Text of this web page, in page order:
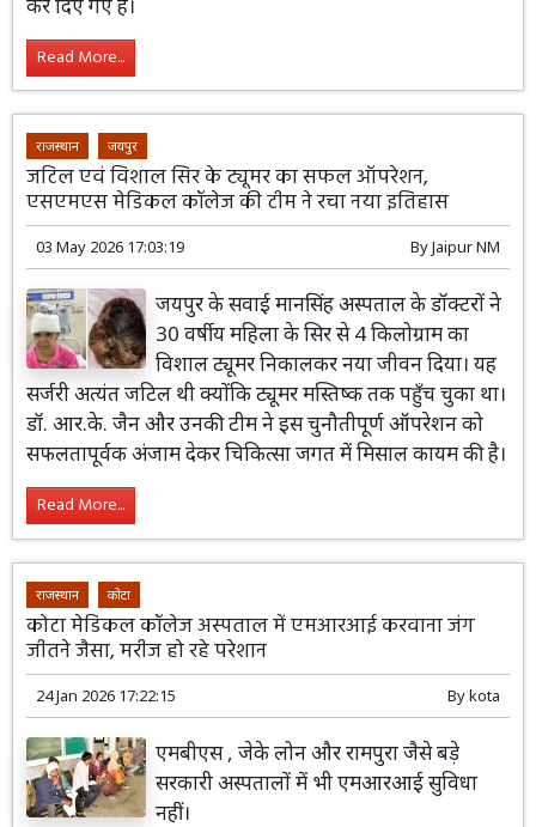
Read More...
राजस्थान जयपुर
जटिल एवं विशाल सिर के ट्यूमर का सफल ऑपरेशन,
एसएमएस मेडिकल कॉलेज की टीम ने रचा नया इतिहास
03 May 2026 17:03:19 ByJaipur NM
जयपुर के सवाई मानसिंह अस्पताल के डॉक्टरों ने
30 वर्षीय महिला के सिर से 4 किलोग्राम का
विशाल ट्यूमर निकालकर नया जीवन दिया। यह
सर्जरी अत्यंत जटिल थी क्योंकि ट्यूमर मस्तिष्क तक पहुँच चुका था।
डॉ. आर.के. जैन और उनकी टीम ने इस चुनौतीपूर्ण ऑपरेशन को
सफलतापूर्वक अंजाम देकर चिकित्सा जगत में मिसाल कायम की है।
Read More...
राजस्थान कोटा
कोटा मेडिकल कॉलेज अस्पताल में एमआरआई करवाना जंग
जीतने जैसा, मरीज हो रहे परेशान
24 Jan 2026 17:22:15 Bykota
एमबीएस , जेके लोन और रामपुरा जैसे बड़े
सरकारी अस्पतालों में भी एमआरआई सुविधा
नहीं।